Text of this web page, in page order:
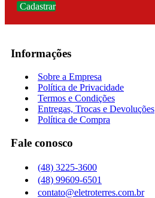
Cadastrar
Informações
Sobre a Empresa
Política de Privacidade
Termos e Condições
Entregas, Trocas e Devoluções
Política de Compra
Fale conosco
(48) 3225-3600
(48) 99609-6501
contato@eletroterres.com.br